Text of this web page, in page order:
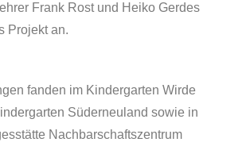
Frank Rost und Heiko Gerdes
Projekt an.
fanden im Kindergarten Wirde
Süderneuland sowie in
Nachbarschaftszentrum